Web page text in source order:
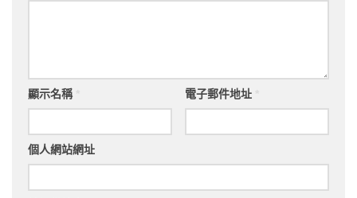
顯示名稱 電子郵件地址
個人網站網址